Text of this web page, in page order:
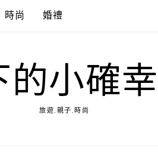
時尚 婚禮
的小確
旅遊.親子.時尚